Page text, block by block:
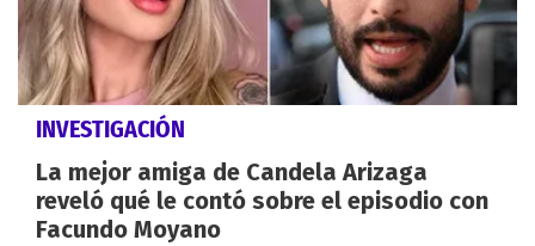
INVESTIGACIÓN
La mejor amiga de Candela Arizaga
reveló qué le contó sobre el episodio con
Facundo Moyano